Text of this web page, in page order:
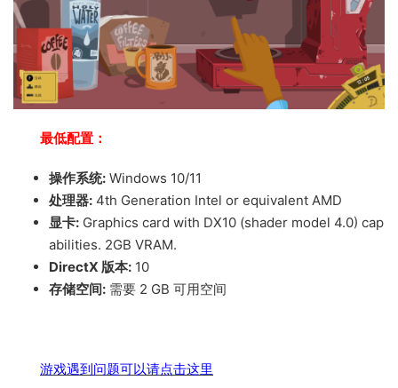
最低配置：
操作系统: Windows 10/11
处理器: 4th Generation Intel or equivalent AMD
显卡: Graphics card with DX10 (shader model 4.0) cap
abilities. 2GB VRAM.
DirectX 版本: 10
存储空间: 需要 2 GB 可用空间
游戏遇到问题可以请点击这里